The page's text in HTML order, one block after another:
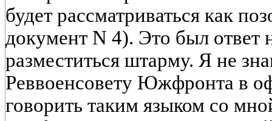
будет рассматриваться как
документ N 4). Это был ответ
разместиться штарму. Я не
Реввоенсовету Южфронта в
говорить таким языком со